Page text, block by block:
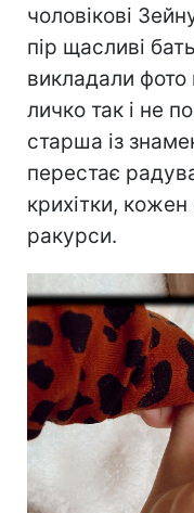
чоловікові
пір щасливі
викладали фото
личко так і не
старша із
перестає
крихітки,
ракурси.